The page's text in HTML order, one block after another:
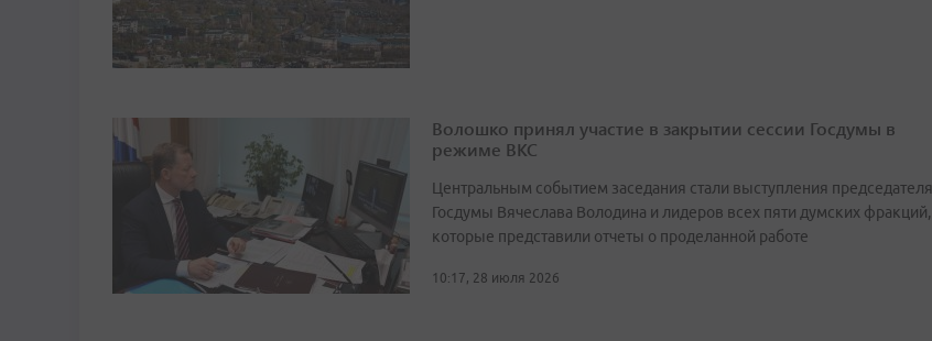
Волошко принял участие в закрытии сессии Госдумы в
режиме ВКС
Центральным событием заседания стали выступления председателя
Госдумы Вячеслава Володина и лидеров всех пяти думских фракций,
которые представили отчеты о проделанной работе
10:17, 28 июля 2026